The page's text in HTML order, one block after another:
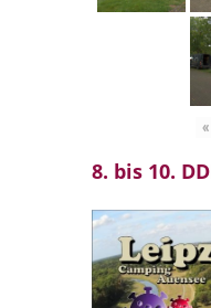
«
8. bis 10.